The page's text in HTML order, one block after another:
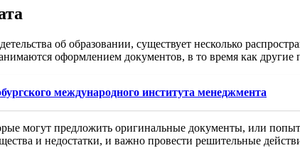
об образовании, существует несколько
оформлением документов, в то время как
международного института менеджмента
могут предложить оригинальные документы, или
и недостатки, и важно провести решительные